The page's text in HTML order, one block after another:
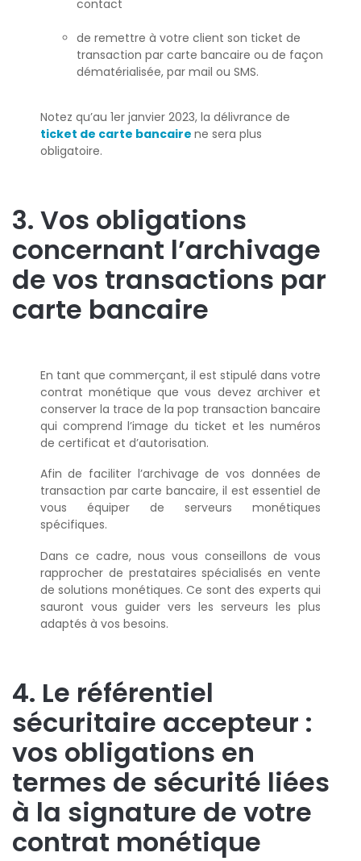
contact
de remettre à votre client son ticket de
transaction par carte bancaire ou de façon
dématérialisée, par mail ou SMS.
Notez qu’au 1er janvier 2023, la délivrance de
ticket de carte bancaire ne sera plus
obligatoire.
3. Vos obligations
concernant l’archivage
de vos transactions par
carte bancaire
En tant que commerçant, il est stipulé dans votre
contrat monétique que vous devez archiver et
conserver la trace de la pop transaction bancaire
qui comprend l’image du ticket et les numéros
de certificat et d’autorisation.
Afin de faciliter l’archivage de vos données de
transaction par carte bancaire, il est essentiel de
vous équiper de serveurs monétiques
spécifiques.
Dans ce cadre, nous vous conseillons de vous
rapprocher de prestataires spécialisés en vente
de solutions monétiques. Ce sont des experts qui
sauront vous guider vers les serveurs les plus
adaptés à vos besoins.
4. Le référentiel
sécuritaire accepteur :
vos obligations en
termes de sécurité liées
à la signature de votre
contrat monétique